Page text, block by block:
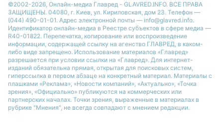
Новости Одессы
©2002-2026, Онлайн-медиа Главред - GLAVRED.INFO. ВСЕ ПРАВА
ЗАЩИЩЕНЫ. 04080, г. Киев, ул. Кириловская, дом 23. Телефон —
(044) 490-01-01. Адрес электронной почты — info@glavred.info.
Идентификатор онлайн-медиа в Реестре cубъектов в сфере медиа —
R40-01822. Перепечатка, копирование или воспроизведение
информации, содержащей ссылку на агенство ГЛАВРЕД, в каком-
либо виде запрещено. Использование материалов «Главред»
разрешается при условии ссылки на «Главред». Для интернет-
изданий обязательна прямая, открытая для поисковых систем,
гиперссылка в первом абзаце на конкретный материал. Материалы с
плашками «Реклама», «Новости компаний», «Актуально», «Точка
зрения», «Официально» публикуются на коммерческих или
партнерских началах. Точки зрения, выраженные в материалах в
рубрике "Мнения", не всегда совпадают с мнением редакции.